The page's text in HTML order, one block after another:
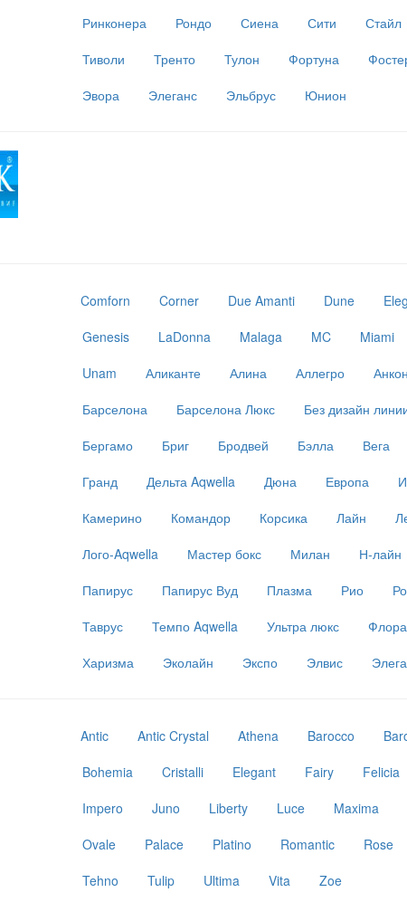
Ринконера
Рондо Сиена Сити Стайл
Тиволи
Тренто Тулон Фортуна
Эвора
Элеганс Эльбрус Юнион
Comforn Corner Due Amanti Dune
Genesis
LaDonna Malaga MC Miami
Unam
Аликанте Алина Аллегро
Барселона
Барселона Люкс Без дизайн
Бергамо
Бриг Бродвей Бэлла Вега
Гранд
Дельта Aqwella Дюна Европа
Камерино
Командор Корсика Лайн
Лого-Aqwella
Мастер бокс Милан Н-лайн
Папирус
Папирус Вуд Плазма Рио
Таврус
Темпо Aqwella Ультра люкс Флора
Харизма
Эколайн Экспо Элвис
Antic Antic Crystal Athena Barocco
Bohemia
Cristalli Elegant Fairy Felicia
Impero
Juno Liberty Luce Maxima
Ovale
Palace Platino Romantic Rose
Tehno
Tulip Ultima Vita Zoe